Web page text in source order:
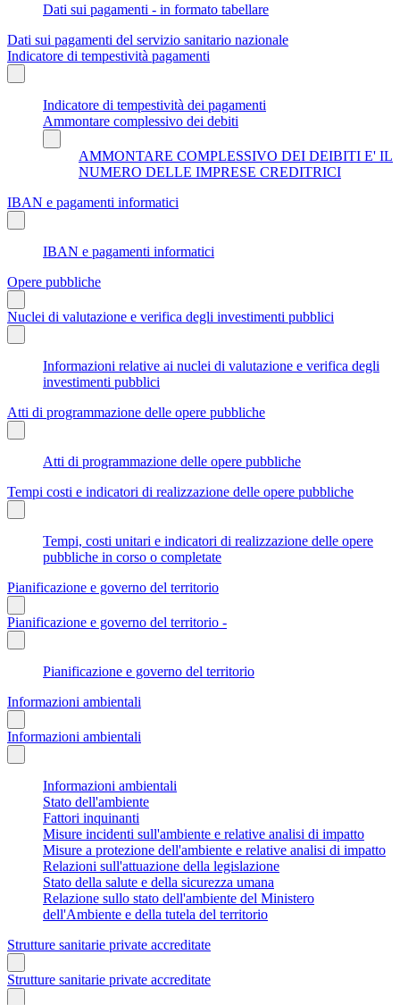
Dati sui pagamenti - in formato tabellare
Dati sui pagamenti del servizio sanitario nazionale
Indicatore di tempestività pagamenti
Indicatore di tempestività dei pagamenti
Ammontare complessivo dei debiti
AMMONTARE COMPLESSIVO DEI DEIBITI E' IL
NUMERO DELLE IMPRESE CREDITRICI
IBAN e pagamenti informatici
IBAN e pagamenti informatici
Opere pubbliche
Nuclei di valutazione e verifica degli investimenti pubblici
Informazioni relative ai nuclei di valutazione e verifica degli
investimenti pubblici
Atti di programmazione delle opere pubbliche
Atti di programmazione delle opere pubbliche
Tempi costi e indicatori di realizzazione delle opere pubbliche
Tempi, costi unitari e indicatori di realizzazione delle opere
pubbliche in corso o completate
Pianificazione e governo del territorio
Pianificazione e governo del territorio -
Pianificazione e governo del territorio
Informazioni ambientali
Informazioni ambientali
Informazioni ambientali
Stato dell'ambiente
Fattori inquinanti
Misure incidenti sull'ambiente e relative analisi di impatto
Misure a protezione dell'ambiente e relative analisi di impatto
Relazioni sull'attuazione della legislazione
Stato della salute e della sicurezza umana
Relazione sullo stato dell'ambiente del Ministero
dell'Ambiente e della tutela del territorio
Strutture sanitarie private accreditate
Strutture sanitarie private accreditate